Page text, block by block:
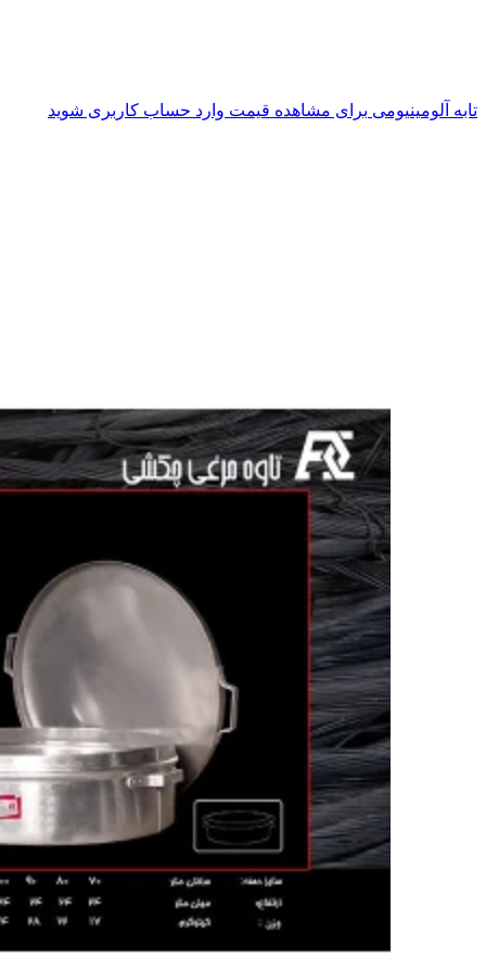
تابه آلومینیومی برای مشاهده قیمت وارد حساب کاربری شوید